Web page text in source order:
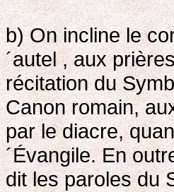
b) On incline le
´autel , aux
récitation du
Canon romain,
par le diacre,
´Évangile. En
dit les paroles du